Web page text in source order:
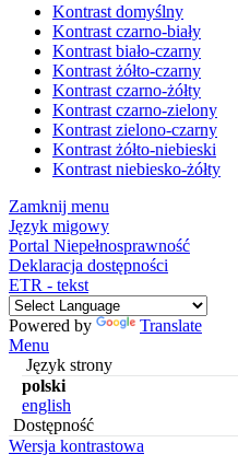
Kontrast domyślny
Kontrast czarno-biały
Kontrast biało-czarny
Kontrast żółto-czarny
Kontrast czarno-żółty
Kontrast czarno-zielony
Kontrast zielono-czarny
Kontrast żółto-niebieski
Kontrast niebiesko-żółty
Zamknij menu
Język migowy
Portal Niepełnosprawność
Deklaracja dostępności
ETR - tekst
Powered by
Translate
Menu
Język strony
polski
english
Dostępność
Wersja kontrastowa